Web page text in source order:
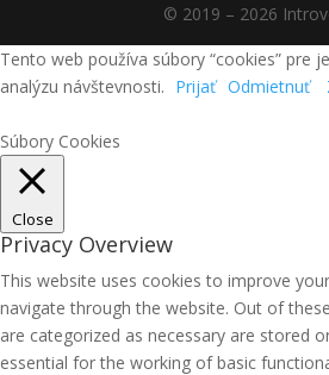
© 2019 – 2026
Tento web používa súbory “cookies” pre
analýzu návštevnosti. Prijať Odmietnuť
Súbory Cookies
Close
Privacy Overview
This website uses cookies to improve
navigate through the website. Out of
are categorized as necessary are stored
essential for the working of basic